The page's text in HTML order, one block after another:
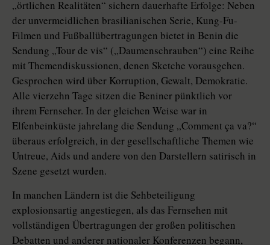
„örtlichen Realitäten“ sichern dauerhafte Erfolge: Neben
der unvermeidlichen brasilianischen Serie, Kung-Fu-
Filmen und Fußballübertragungen bietet in Benin die
Sendung „Tour de vis“ („Daumenschrauben“) eine Reihe
mit Themendiskussionen, denen Sketche vorausgehen.
Gesprochen wird über Korruption, Gewalt, Demokratie.
Alle vierzehn Tage sitzen die Beniner pünktlich vor
ihrem Fernseher. In der gleichen Weise war in
Elfenbeinküste jahrelang die Sendung „Comment ça va?“
überaus erfolgreich, in der gesellschaftliche Themen wie
Untreue, Aids und andere von den Darstellern satirisch in
Szene gesetzt wurden.
In manchen Ländern ist die Sehbeteiligung
explosionsartig angestiegen, als das Fernsehen mit
vollständigen Übertragungen der großen politischen
Debatten und anderer nationaler Konferenzen begann,